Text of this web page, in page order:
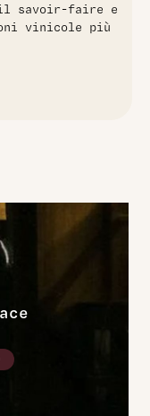
il savoir-faire e
vinicole più